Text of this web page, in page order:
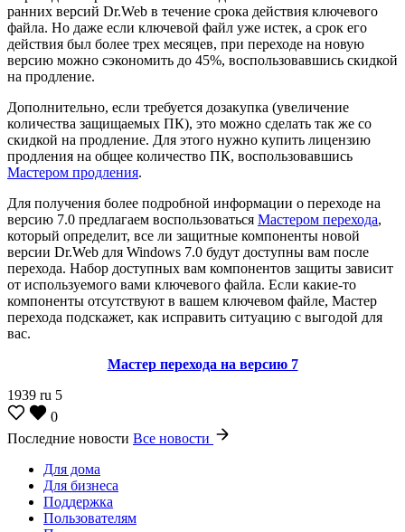
ранних версий Dr.Web в течение срока действия ключевого
файла. Но даже если ключевой файл уже истек, а срок его
действия был более трех месяцев, при переходе на новую
версию можно сэкономить до 45%, воспользовавшись скидкой
на продление.
Дополнительно, если требуется дозакупка (увеличение
количества защищаемых ПК), это можно сделать так же со
скидкой на продление. Для этого нужно купить лицензию
продления на общее количество ПК, воспользовавшись
Мастером продления.
Для получения более подробной информации о переходе на
версию 7.0 предлагаем воспользоваться Мастером перехода,
который определит, все ли защитные компоненты новой
версии Dr.Web для Windows 7.0 будут доступны вам после
перехода. Набор доступных вам компонентов защиты зависит
от используемого вами ключевого файла. Если какие-то
компоненты отсутствуют в вашем ключевом файле, Мастер
перехода подскажет, как исправить ситуацию с выгодой для
вас.
Мастер перехода на версию 7
1939 ru 5
0
Последние новости Все новости
Для дома
Для бизнеса
Поддержка
Пользователям